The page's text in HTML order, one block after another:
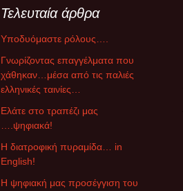
Τελευταία άρθρα
Υποδυόμαστε ρόλους….
Γνωρίζοντας επαγγέλματα που
χάθηκαν…μέσα από τις παλιές
ελληνικές ταινίες…
Ελάτε στο τραπέζι μας
….ψηφιακά!
Η διατροφική πυραμίδα… in
English!
Η ψηφιακή μας προσέγγιση του